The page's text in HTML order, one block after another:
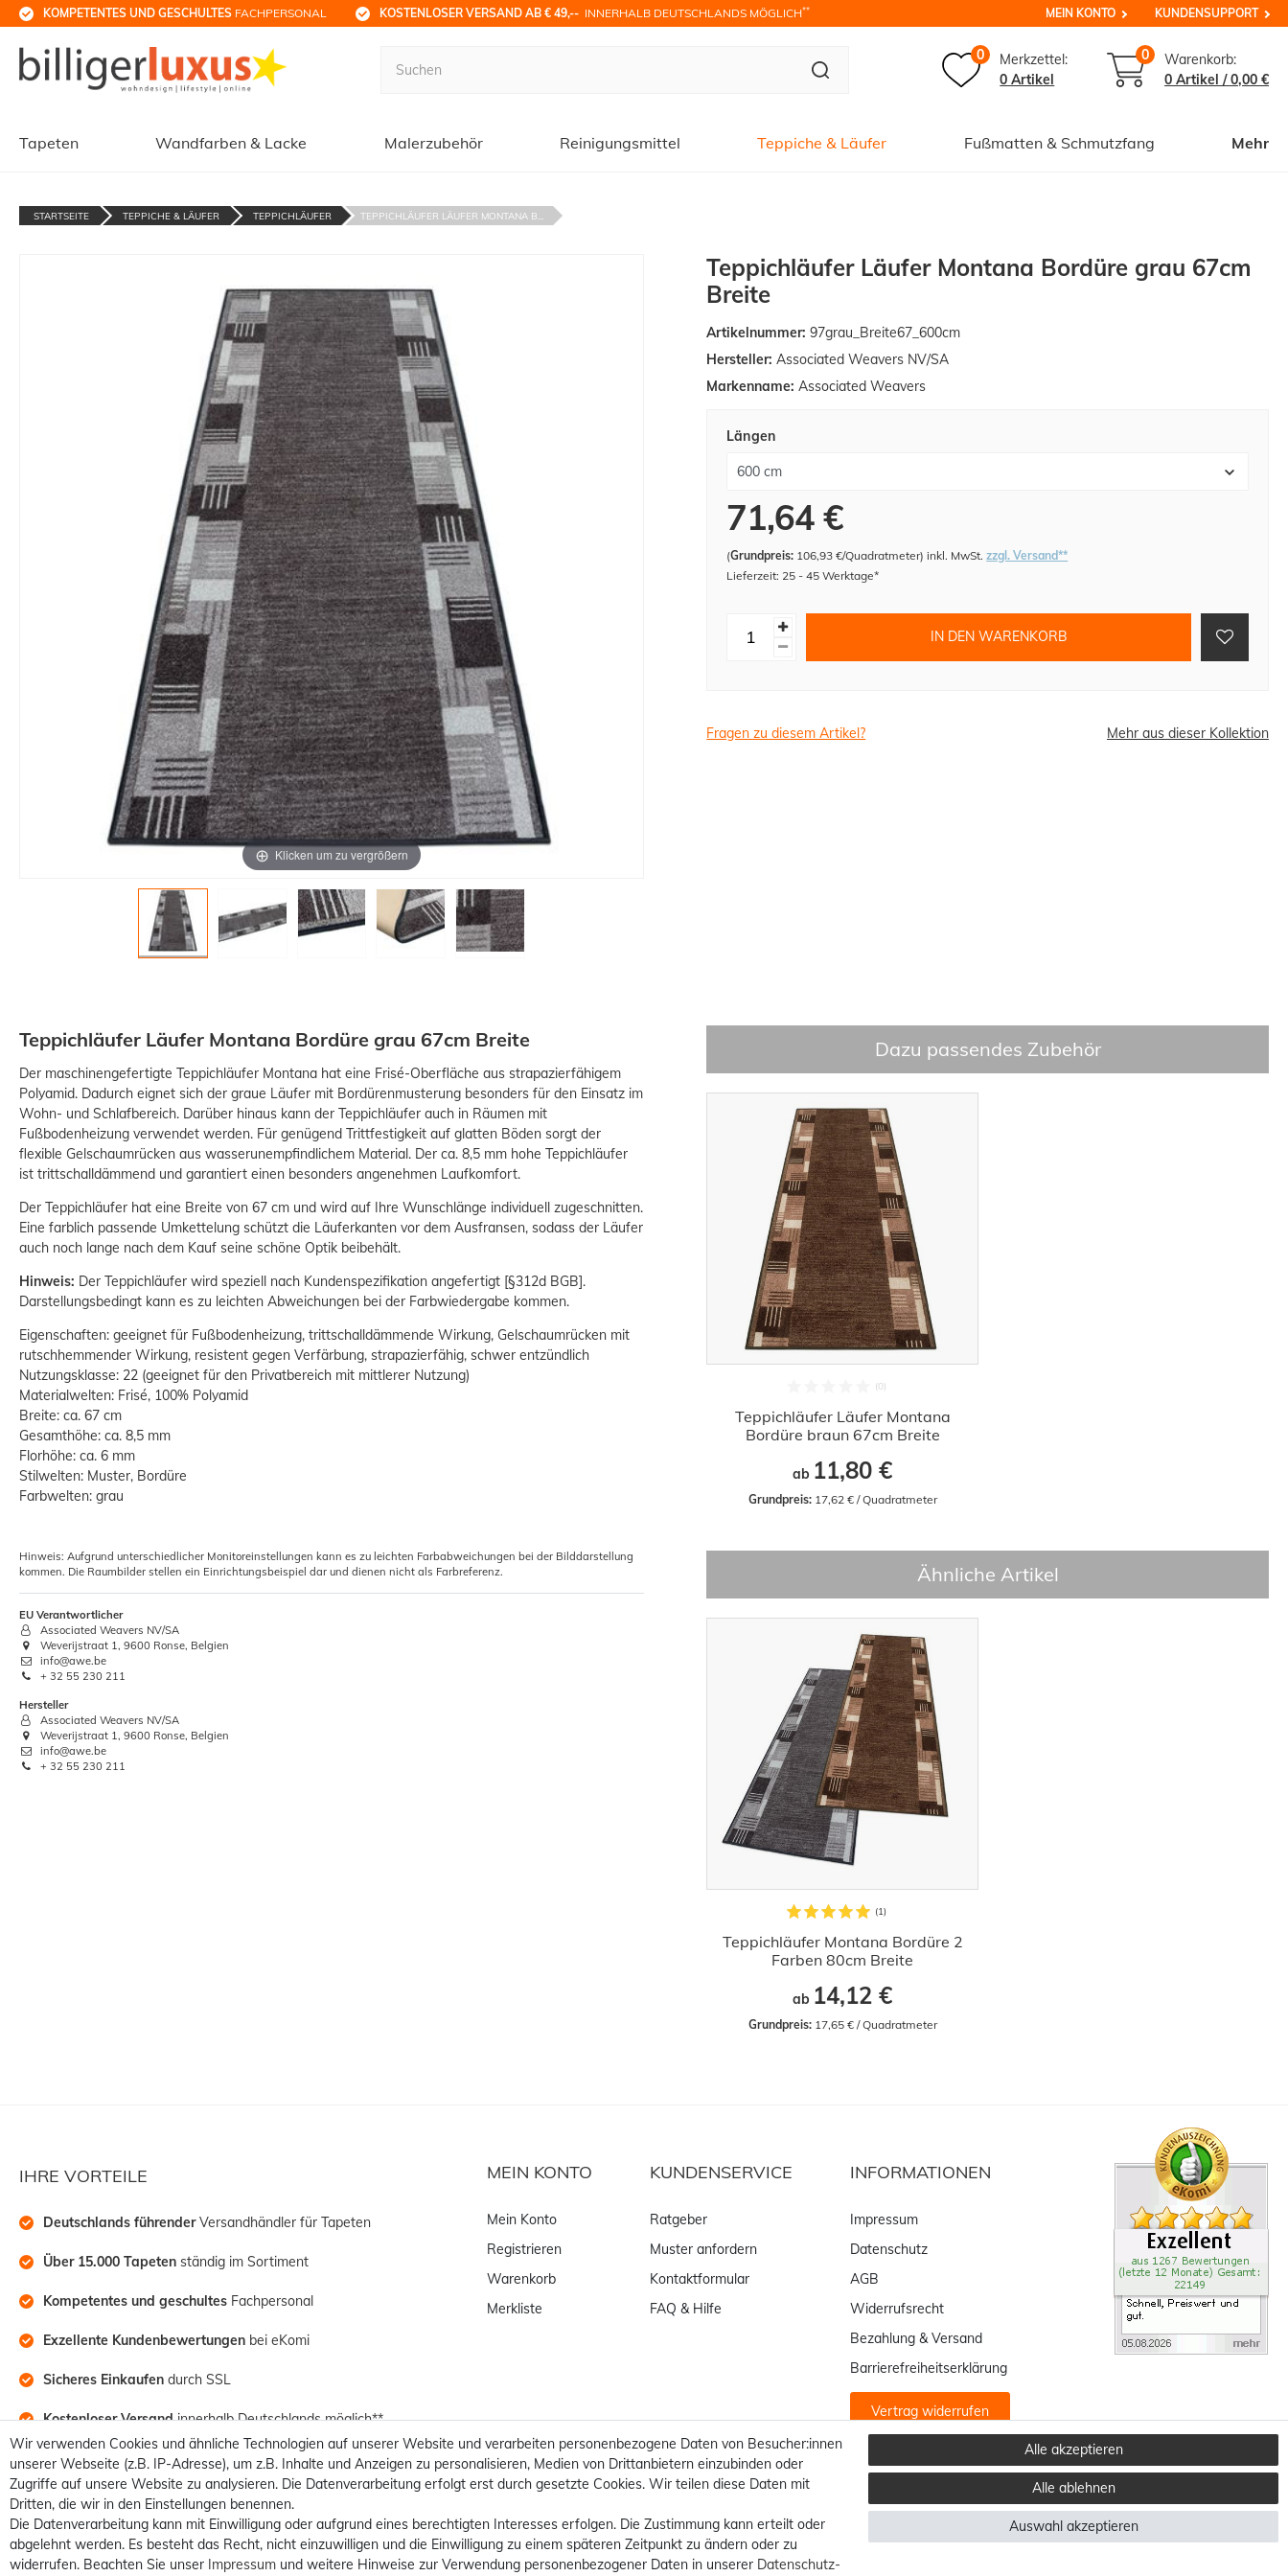
KOMPETENTES UND GESCHULTES FACHPERSONAL KOSTENLOSER VERSAND AB € 49,-- INNERHALB DEUTSCHLANDS MÖGLICH** MEIN KONTO KUNDENSUPPORT
0
Merkzettel:
0 Artikel
0
Warenkorb:
0 Artikel /0,00 €
Tapeten Wandfarben & Lacke Malerzubehör Reinigungsmittel Teppiche & Läufer Fußmatten & Schmutzfang Mehr
STARTSEITE TEPPICHE & LÄUFER TEPPICHLÄUFER TEPPICHLÄUFER LÄUFER MONTANA B...
Klicken um zu vergrößern
Teppichläufer Läufer Montana Bordüre grau 67cm
Breite
Artikelnummer: 97grau_Breite67_600cm
Hersteller: Associated Weavers NV/SA
Markenname: Associated Weavers
Längen
71,64 €
(Grundpreis: 106,93 €/Quadratmeter)inkl. MwSt.zzgl. Versand**
Lieferzeit: 25 - 45 Werktage*
IN DEN WARENKORB
Fragen zu diesem Artikel? Mehr aus dieser Kollektion
Teppichläufer Läufer Montana Bordüre grau 67cm Breite
Der maschinengefertigte Teppichläufer Montana hat eine Frisé-Oberfläche aus strapazierfähigem
Polyamid. Dadurch eignet sich der graue Läufer mit Bordürenmusterung besonders für den Einsatz im
Wohn- und Schlafbereich. Darüber hinaus kann der Teppichläufer auch in Räumen mit
Fußbodenheizung verwendet werden. Für genügend Trittfestigkeit auf glatten Böden sorgt der
flexible Gelschaumrücken aus wasserunempfindlichem Material. Der ca. 8,5 mm hohe Teppichläufer
ist trittschalldämmend und garantiert einen besonders angenehmen Laufkomfort.
Der Teppichläufer hat eine Breite von 67 cm und wird auf Ihre Wunschlänge individuell zugeschnitten.
Eine farblich passende Umkettelung schützt die Läuferkanten vor dem Ausfransen, sodass der Läufer
auch noch lange nach dem Kauf seine schöne Optik beibehält.
Hinweis: Der Teppichläufer wird speziell nach Kundenspezifikation angefertigt [§312d BGB].
Darstellungsbedingt kann es zu leichten Abweichungen bei der Farbwiedergabe kommen.
Eigenschaften: geeignet für Fußbodenheizung, trittschalldämmende Wirkung, Gelschaumrücken mit
rutschhemmender Wirkung, resistent gegen Verfärbung, strapazierfähig, schwer entzündlich
Nutzungsklasse: 22 (geeignet für den Privatbereich mit mittlerer Nutzung)
Materialwelten: Frisé, 100% Polyamid
Breite: ca. 67 cm
Gesamthöhe: ca. 8,5 mm
Florhöhe: ca. 6 mm
Stilwelten: Muster, Bordüre
Farbwelten: grau
Hinweis: Aufgrund unterschiedlicher Monitoreinstellungen kann es zu leichten Farbabweichungen bei der Bilddarstellung
kommen. Die Raumbilder stellen ein Einrichtungsbeispiel dar und dienen nicht als Farbreferenz.
EU Verantwortlicher
Associated Weavers NV/SA
Weverijstraat 1, 9600 Ronse, Belgien
info@awe.be
+ 32 55 230 211
Hersteller
Associated Weavers NV/SA
Weverijstraat 1, 9600 Ronse, Belgien
info@awe.be
+ 32 55 230 211
Dazu passendes Zubehör
Teppichläufer Läufer Montana
Bordüre braun 67cm Breite
ab 11,80 €
Grundpreis: 17,62 € / Quadratmeter
Ähnliche Artikel
Teppichläufer Montana Bordüre 2
Farben 80cm Breite
ab 14,12 €
Grundpreis: 17,65 € / Quadratmeter
IHRE VORTEILE
Deutschlands führender Versandhändler für Tapeten
Über 15.000 Tapeten ständig im Sortiment
Kompetentes und geschultes Fachpersonal
Exzellente Kundenbewertungen bei eKomi
Sicheres Einkaufen durch SSL
Kostenloser Versand innerhalb Deutschlands möglich**
MEIN KONTO
Mein Konto
Registrieren
Warenkorb
Merkliste
KUNDENSERVICE
Ratgeber
Muster anfordern
Kontaktformular
FAQ & Hilfe
INFORMATIONEN
Impressum
Datenschutz
AGB
Widerrufsrecht
Bezahlung & Versand
Barrierefreiheitserklärung
Vertrag widerrufen
Wir verwenden Cookies und ähnliche Technologien auf unserer Website und verarbeiten personenbezogene Daten von Besucher:innen
unserer Webseite (z.B. IP-Adresse), um z.B. Inhalte und Anzeigen zu personalisieren, Medien von Drittanbietern einzubinden oder
Zugriffe auf unsere Website zu analysieren. Die Datenverarbeitung erfolgt erst durch gesetzte Cookies. Wir teilen diese Daten mit
Dritten, die wir in den Einstellungen benennen.
Die Datenverarbeitung kann mit Einwilligung oder aufgrund eines berechtigten Interesses erfolgen. Die Zustimmung kann erteilt oder
abgelehnt werden. Es besteht das Recht, nicht einzuwilligen und die Einwilligung zu einem späteren Zeitpunkt zu ändern oder zu
widerrufen. Beachten Sie unser Impressum und weitere Hinweise zur Verwendung personenbezogener Daten in unserer Daten­schutz­
Alle akzeptieren
Alle ablehnen
Auswahl akzeptieren